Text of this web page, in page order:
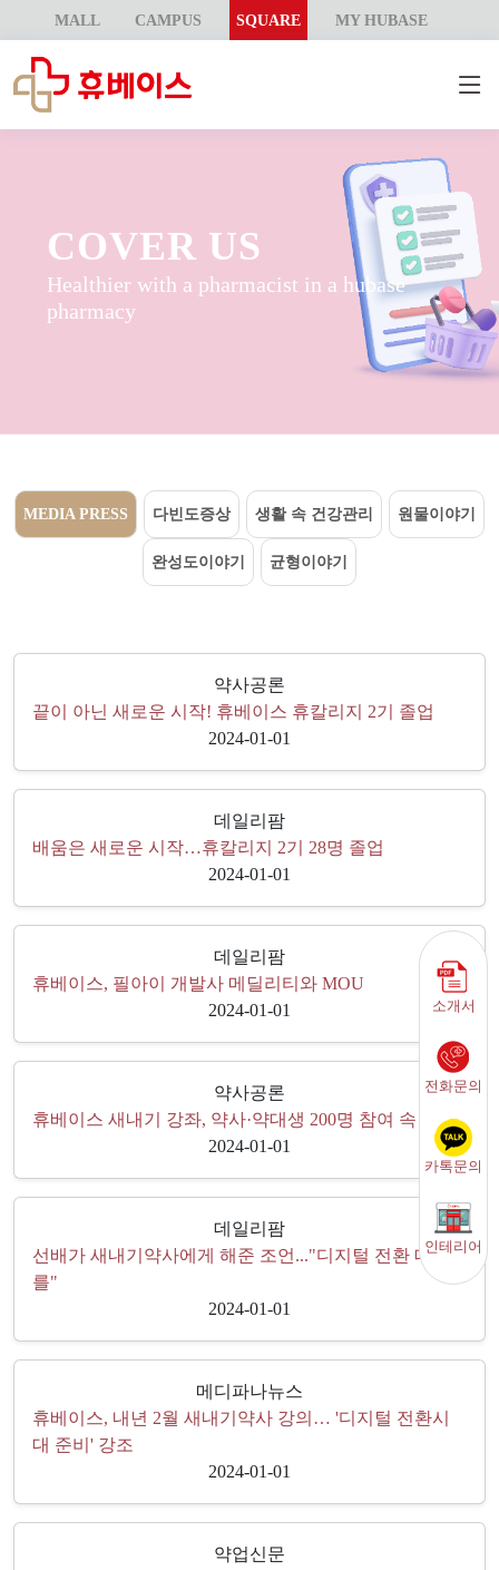
MALL CAMPUS SQUARE MY HUBASE
COVER US
Healthier with a pharmacist in a hubase
pharmacy
MEDIA PRESS 다빈도증상 생활 속 건강관리 원물이야기
완성도이야기 균형이야기
약사공론
끝이 아닌 새로운 시작! 휴베이스 휴칼리지 2기 졸업
2024-01-01
데일리팜
배움은 새로운 시작…휴칼리지 2기 28명 졸업
2024-01-01
데일리팜
휴베이스, 필아이 개발사 메딜리티와 MOU
2024-01-01
약사공론
휴베이스 새내기 강좌, 약사·약대생 200명 참여 속 성료
2024-01-01
데일리팜
선배가 새내기약사에게 해준 조언..."디지털 전환 대비
를"
2024-01-01
메디파나뉴스
휴베이스, 내년 2월 새내기약사 강의… '디지털 전환시
대 준비' 강조
2024-01-01
약업신문
소개서
전화문의
카톡문의
인테리어